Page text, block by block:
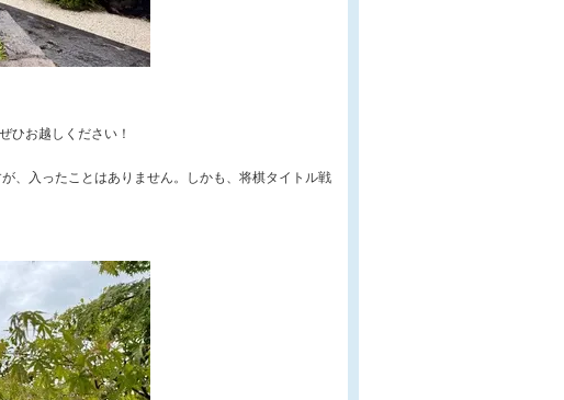
ひお越しください！
、入ったことはありません。しかも、将棋タイトル戦